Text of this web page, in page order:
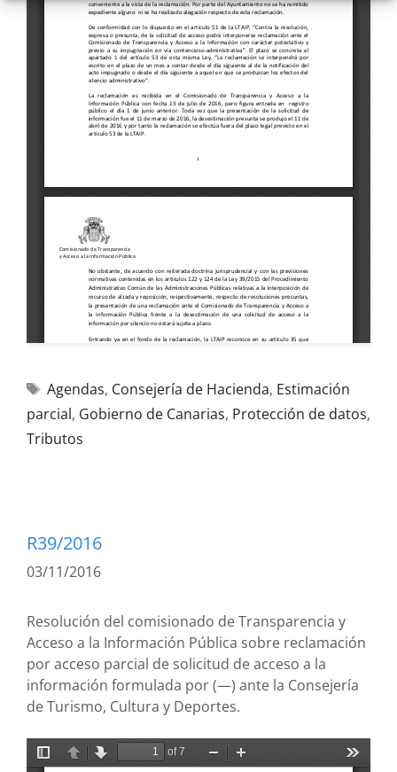
Agendas, Consejería de Hacienda, Estimación
parcial, Gobierno de Canarias, Protección de datos,
Tributos
R39/2016
03/11/2016
Resolución del comisionado de Transparencia y
Acceso a la Información Pública sobre reclamación
por acceso parcial de solicitud de acceso a la
información formulada por (—) ante la Consejería
de Turismo, Cultura y Deportes.